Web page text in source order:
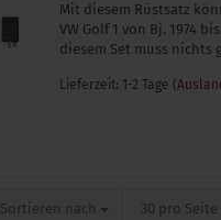
Mit diesem Rüstsatz
VW Golf 1 von Bj. 1974
diesem Set muss nichts
Lieferzeit: 1-2 Tage
Sortieren nach
Sortieren nach 30 pro Seite
pro Seite